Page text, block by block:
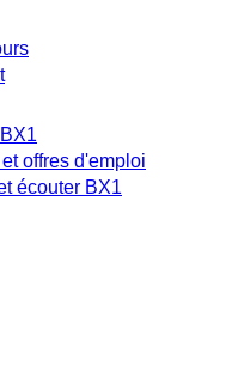
offres d'emploi
écouter BX1